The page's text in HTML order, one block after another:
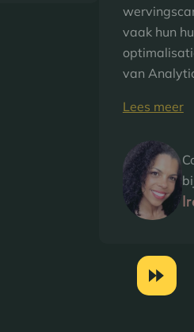
vaak hun
van
Lees meer